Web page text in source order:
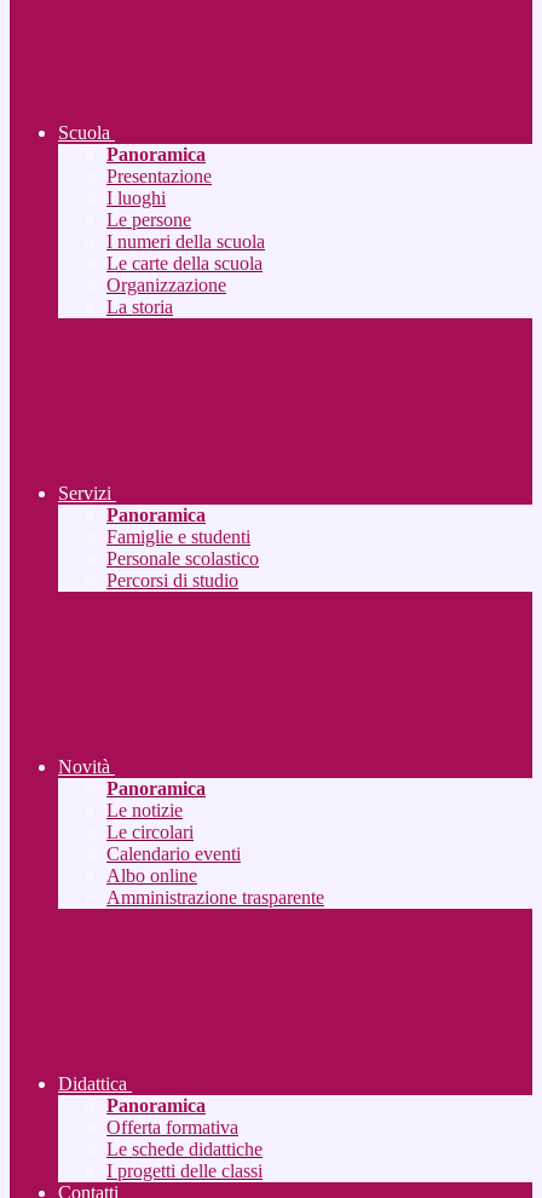
Scuola
Panoramica
Presentazione
I luoghi
Le persone
I numeri della scuola
Le carte della scuola
Organizzazione
La storia
Servizi
Panoramica
Famiglie e studenti
Personale scolastico
Percorsi di studio
Novità
Panoramica
Le notizie
Le circolari
Calendario eventi
Albo online
Amministrazione trasparente
Didattica
Panoramica
Offerta formativa
Le schede didattiche
I progetti delle classi
Contatti